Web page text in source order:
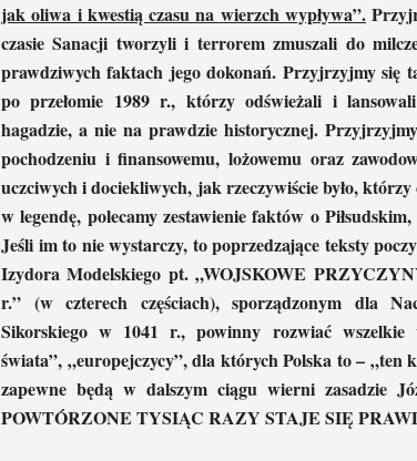
jak oliwa i kwestią czasu na wierzch wypływa”.
czasie Sanacji tworzyli i terrorem zmuszali do
prawdziwych faktach jego dokonań. Przyjrzyjmy się
po przełomie 1989 r., którzy odświeżali i
hagadzie, a nie na prawdzie historycznej.
pochodzeniu i finansowemu, lożowemu oraz
uczciwych i dociekliwych, jak rzeczywiście było,
w legendę, polecamy zestawienie faktów o
Jeśli im to nie wystarczy, to poprzedzające teksty
Izydora Modelskiego pt. „WOJSKOWE
r.” (w czterech częściach), sporządzonym dla
Sikorskiego w 1041 r., powinny rozwiać wszelkie
świata”, „europejczycy”, dla których Polska to – „ten
zapewne będą w dalszym ciągu wierni zasadzie
POWTÓRZONE TYSIĄC RAZY STAJE SIĘ